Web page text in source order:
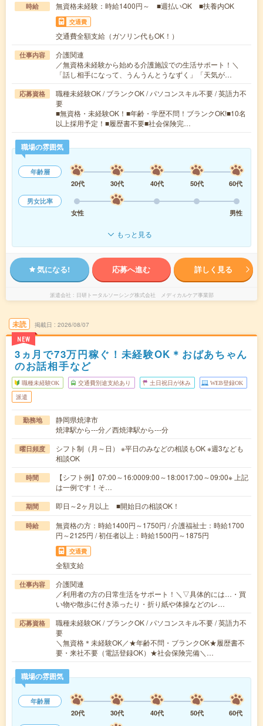
時給 無資格未経験：時給1400円～ ■週払いOK ■扶養内OK
交通費
交通費全額支給（ガソリン代もOK！）
仕事内容
介護関連
／無資格未経験から始める介護施設での生活サポート！＼
「話し相手になって、うんうんとうなずく」「天気が…
応募資格
職種未経験OK / ブランクOK / パソコンスキル不要 / 英語力不
要
■無資格・未経験OK！■年齢・学歴不問！ブランクOK!■10名
以上採用予定！■履歴書不要■社会保険完…
職場の雰囲気
年齢層
20代
30代 40代 50代
60代
男女比率
女性
男性
もっと見る
気になる! 応募へ進む 詳しく見る
派遣会社 日研トータルソーシング株式会社 メディカルケア事業部
未読
NEW
掲載日 2026/08/07
3ヵ月で73万円稼ぐ！未経験OK＊おばあちゃん
のお話相手など
職種未経験OK 交通費別途支給あり 土日祝日が休み WEB登録OK
派遣
勤務地
静岡県焼津市
焼津駅から---分／西焼津駅から---分
曜日頻度
シフト制（月～日） ※平日のみなどの相談もOK ※週3なども
相談OK
時間
【シフト例】07:00～16:0009:00～18:0017:00～09:00※ 上記
は一例です！そ…
期間 即日～2ヶ月以上 ■開始日の相談OK！
時給
無資格の方：時給1400円～1750円 / 介護福祉士：時給1700
円～2125円 / 初任者以上：時給1500円～1875円
交通費
全額支給
仕事内容
介護関連
／利用者の方の日常生活をサポート！＼▽具体的には…・買
い物や散歩に付き添ったり・折り紙や体操などのレ…
応募資格
職種未経験OK / ブランクOK / パソコンスキル不要 / 英語力不
要
＼無資格＊未経験OK／★年齢不問・ブランクOK★履歴書不
要・来社不要（電話登録OK）★社会保険完備＼…
職場の雰囲気
年齢層
20代
30代 40代 50代 60代